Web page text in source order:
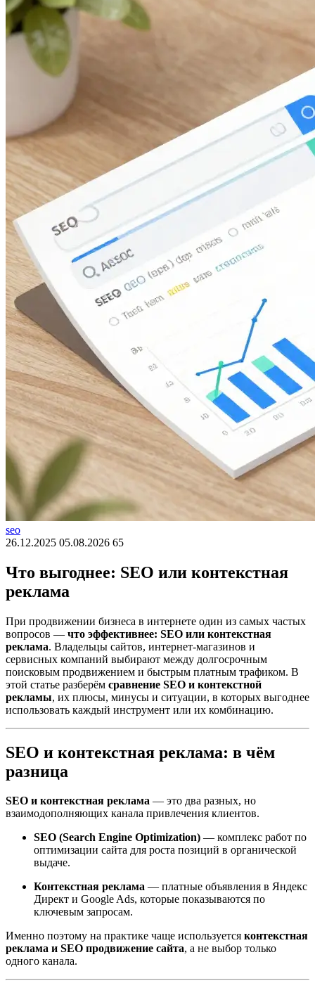
seo
26.12.2025 05.08.2026 65
Что выгоднее: SEO или контекстная
реклама
При продвижении бизнеса в интернете один из самых частых
вопросов — что эффективнее: SEO или контекстная
реклама. Владельцы сайтов, интернет-магазинов и
сервисных компаний выбирают между долгосрочным
поисковым продвижением и быстрым платным трафиком. В
этой статье разберём сравнение SEO и контекстной
рекламы, их плюсы, минусы и ситуации, в которых выгоднее
использовать каждый инструмент или их комбинацию.
SEO и контекстная реклама: в чём
разница
SEO и контекстная реклама — это два разных, но
взаимодополняющих канала привлечения клиентов.
SEO (Search Engine Optimization) — комплекс работ по
оптимизации сайта для роста позиций в органической
выдаче.
Контекстная реклама — платные объявления в Яндекс
Директ и Google Ads, которые показываются по
ключевым запросам.
Именно поэтому на практике чаще используется контекстная
реклама и SEO продвижение сайта, а не выбор только
одного канала.